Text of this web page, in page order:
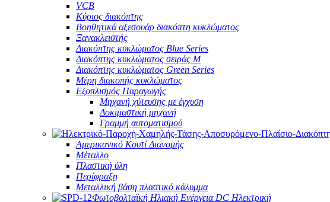
VCB
Κύριος διακόπτης
Βοηθητικά αξεσουάρ διακόπτη κυκλώματος
Ξανακλειστής
Διακόπτης κυκλώματος Blue Series
Διακόπτης κυκλώματος σειράς M
Διακόπτης κυκλώματος Green Series
Μέρη διακοπής κυκλώματος
Εξοπλισμός Παραγωγής
Μηχανή χύτευσης με έγχυση
Δοκιμαστική μηχανή
Γραμμή αυτοματισμού
Αμερικανικό Κουτί Διανομής
Μέταλλο
Πλαστική ύλη
Περίφραξη
Μεταλλική βάση πλαστικό κάλυμμα
Φωτοβολταϊκή Ηλιακή Ενέργεια DC Ηλεκτρική